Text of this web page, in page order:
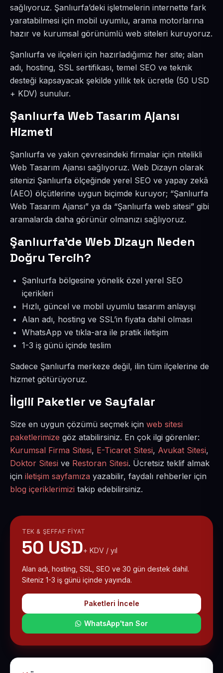
sağlıyoruz. Şanlıurfa’deki işletmelerin internette fark
yaratabilmesi için mobil uyumlu, arama motorlarına
hazır ve kurumsal görünümlü web siteleri kuruyoruz.
Şanlıurfa ve ilçeleri için hazırladığımız her site; alan
adı, hosting, SSL sertifikası, temel SEO ve teknik
desteği kapsayacak şekilde yıllık tek ücretle (50 USD
+ KDV) sunulur.
Şanlıurfa Web Tasarım Ajansı
Hizmeti
Şanlıurfa ve yakın çevresindeki firmalar için nitelikli
Web Tasarım Ajansı sağlıyoruz. Web Dizayn olarak
sitenizi Şanlıurfa ölçeğinde yerel SEO ve yapay zekâ
(AEO) ölçütlerine uygun biçimde kuruyor; “Şanlıurfa
Web Tasarım Ajansı” ya da “Şanlıurfa web sitesi” gibi
aramalarda daha görünür olmanızı sağlıyoruz.
Şanlıurfa’de Web Dizayn Neden
Doğru Tercih?
Şanlıurfa bölgesine yönelik özel yerel SEO
içerikleri
Hızlı, güncel ve mobil uyumlu tasarım anlayışı
Alan adı, hosting ve SSL’in fiyata dahil olması
WhatsApp ve tıkla-ara ile pratik iletişim
1-3 iş günü içinde teslim
Sadece Şanlıurfa merkeze değil, ilin tüm ilçelerine de
hizmet götürüyoruz.
İlgili Paketler ve Sayfalar
Size en uygun çözümü seçmek için web sitesi
paketlerimize göz atabilirsiniz. En çok ilgi görenler:
Kurumsal Firma Sitesi, E-Ticaret Sitesi, Avukat Sitesi,
Doktor Sitesi ve Restoran Sitesi. Ücretsiz teklif almak
için iletişim sayfamıza yazabilir, faydalı rehberler için
blog içeriklerimizi takip edebilirsiniz.
TEK & ŞEFFAF FIYAT
50 USD+ KDV / yıl
Alan adı, hosting, SSL, SEO ve 30 gün destek dahil.
Siteniz 1-3 iş günü içinde yayında.
Paketleri İncele
WhatsApp'tan Sor